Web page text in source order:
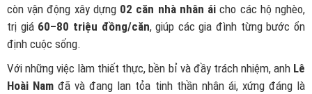
còn vận động xây dựng 02 căn nhà nhân ái cho các hộ nghèo,
trị giá 60–80 triệu đồng/căn, giúp các gia đình từng bước ổn
định cuộc sống.
Với những việc làm thiết thực, bền bỉ và đầy trách nhiệm, anh Lê
Hoài Nam đã và đang lan tỏa tinh thần nhân ái, xứng đáng là